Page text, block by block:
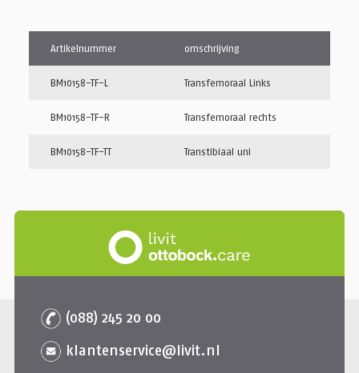
Artikelnummer omschrijving
BM10158-TF-L Transfemoraal Links
BM10158-TF-R Transfemoraal rechts
BM10158-TF-TT Transtibiaal uni
(088) 245 20 00
klantenservice@livit.nl